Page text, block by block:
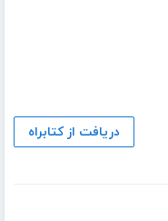
دریافت از کتابراه